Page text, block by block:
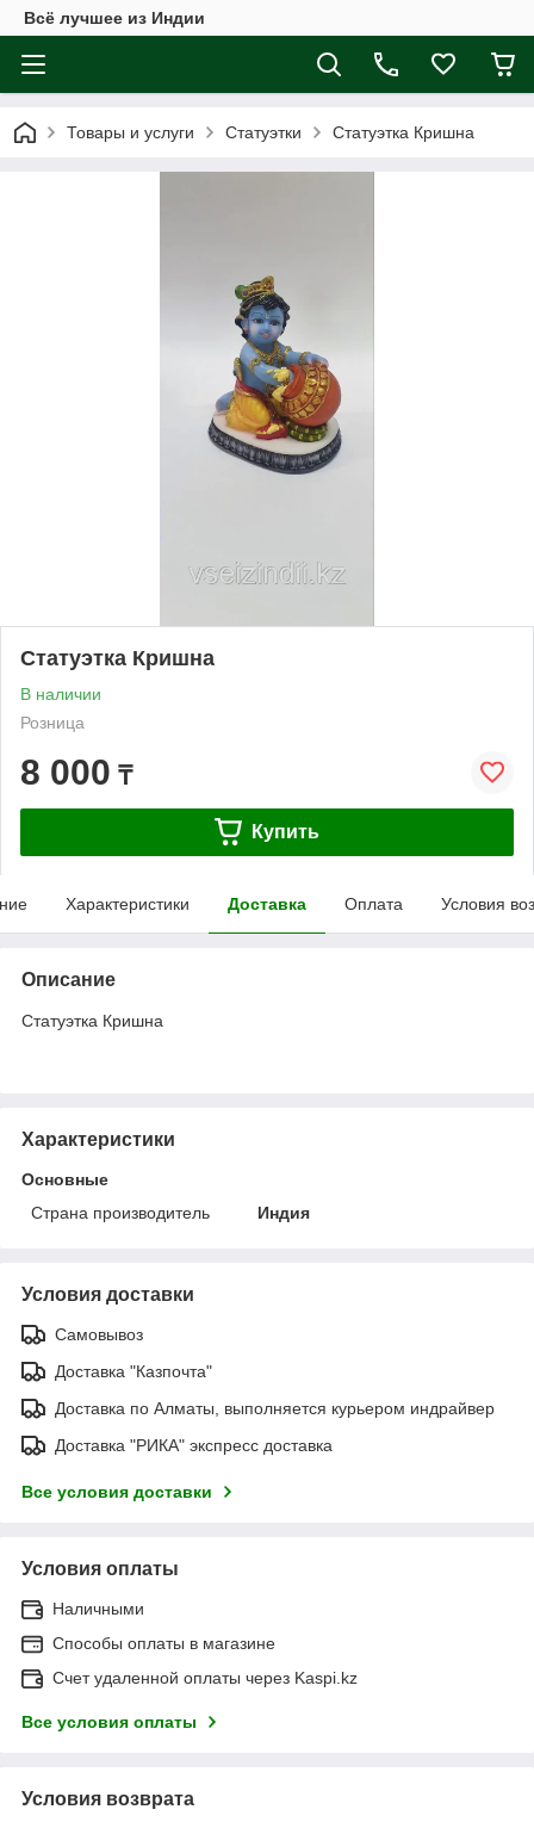
Всё лучшее из Индии
Товары и услуги Статуэтки Статуэтка Кришна
Статуэтка Кришна
В наличии
Розница
8 000 ₸
Купить
Характеристики Доставка Оплата Условия
Описание
Статуэтка Кришна
Характеристики
Основные
Страна производитель
Индия
Условия доставки
Самовывоз
Доставка "Казпочта"
Доставка по Алматы, выполняется курьером индрайвер
Доставка "РИКА" экспресс доставка
Все условия доставки
Условия оплаты
Наличными
Способы оплаты в магазине
Счет удаленной оплаты через Kaspi.kz
Все условия оплаты
Условия возврата